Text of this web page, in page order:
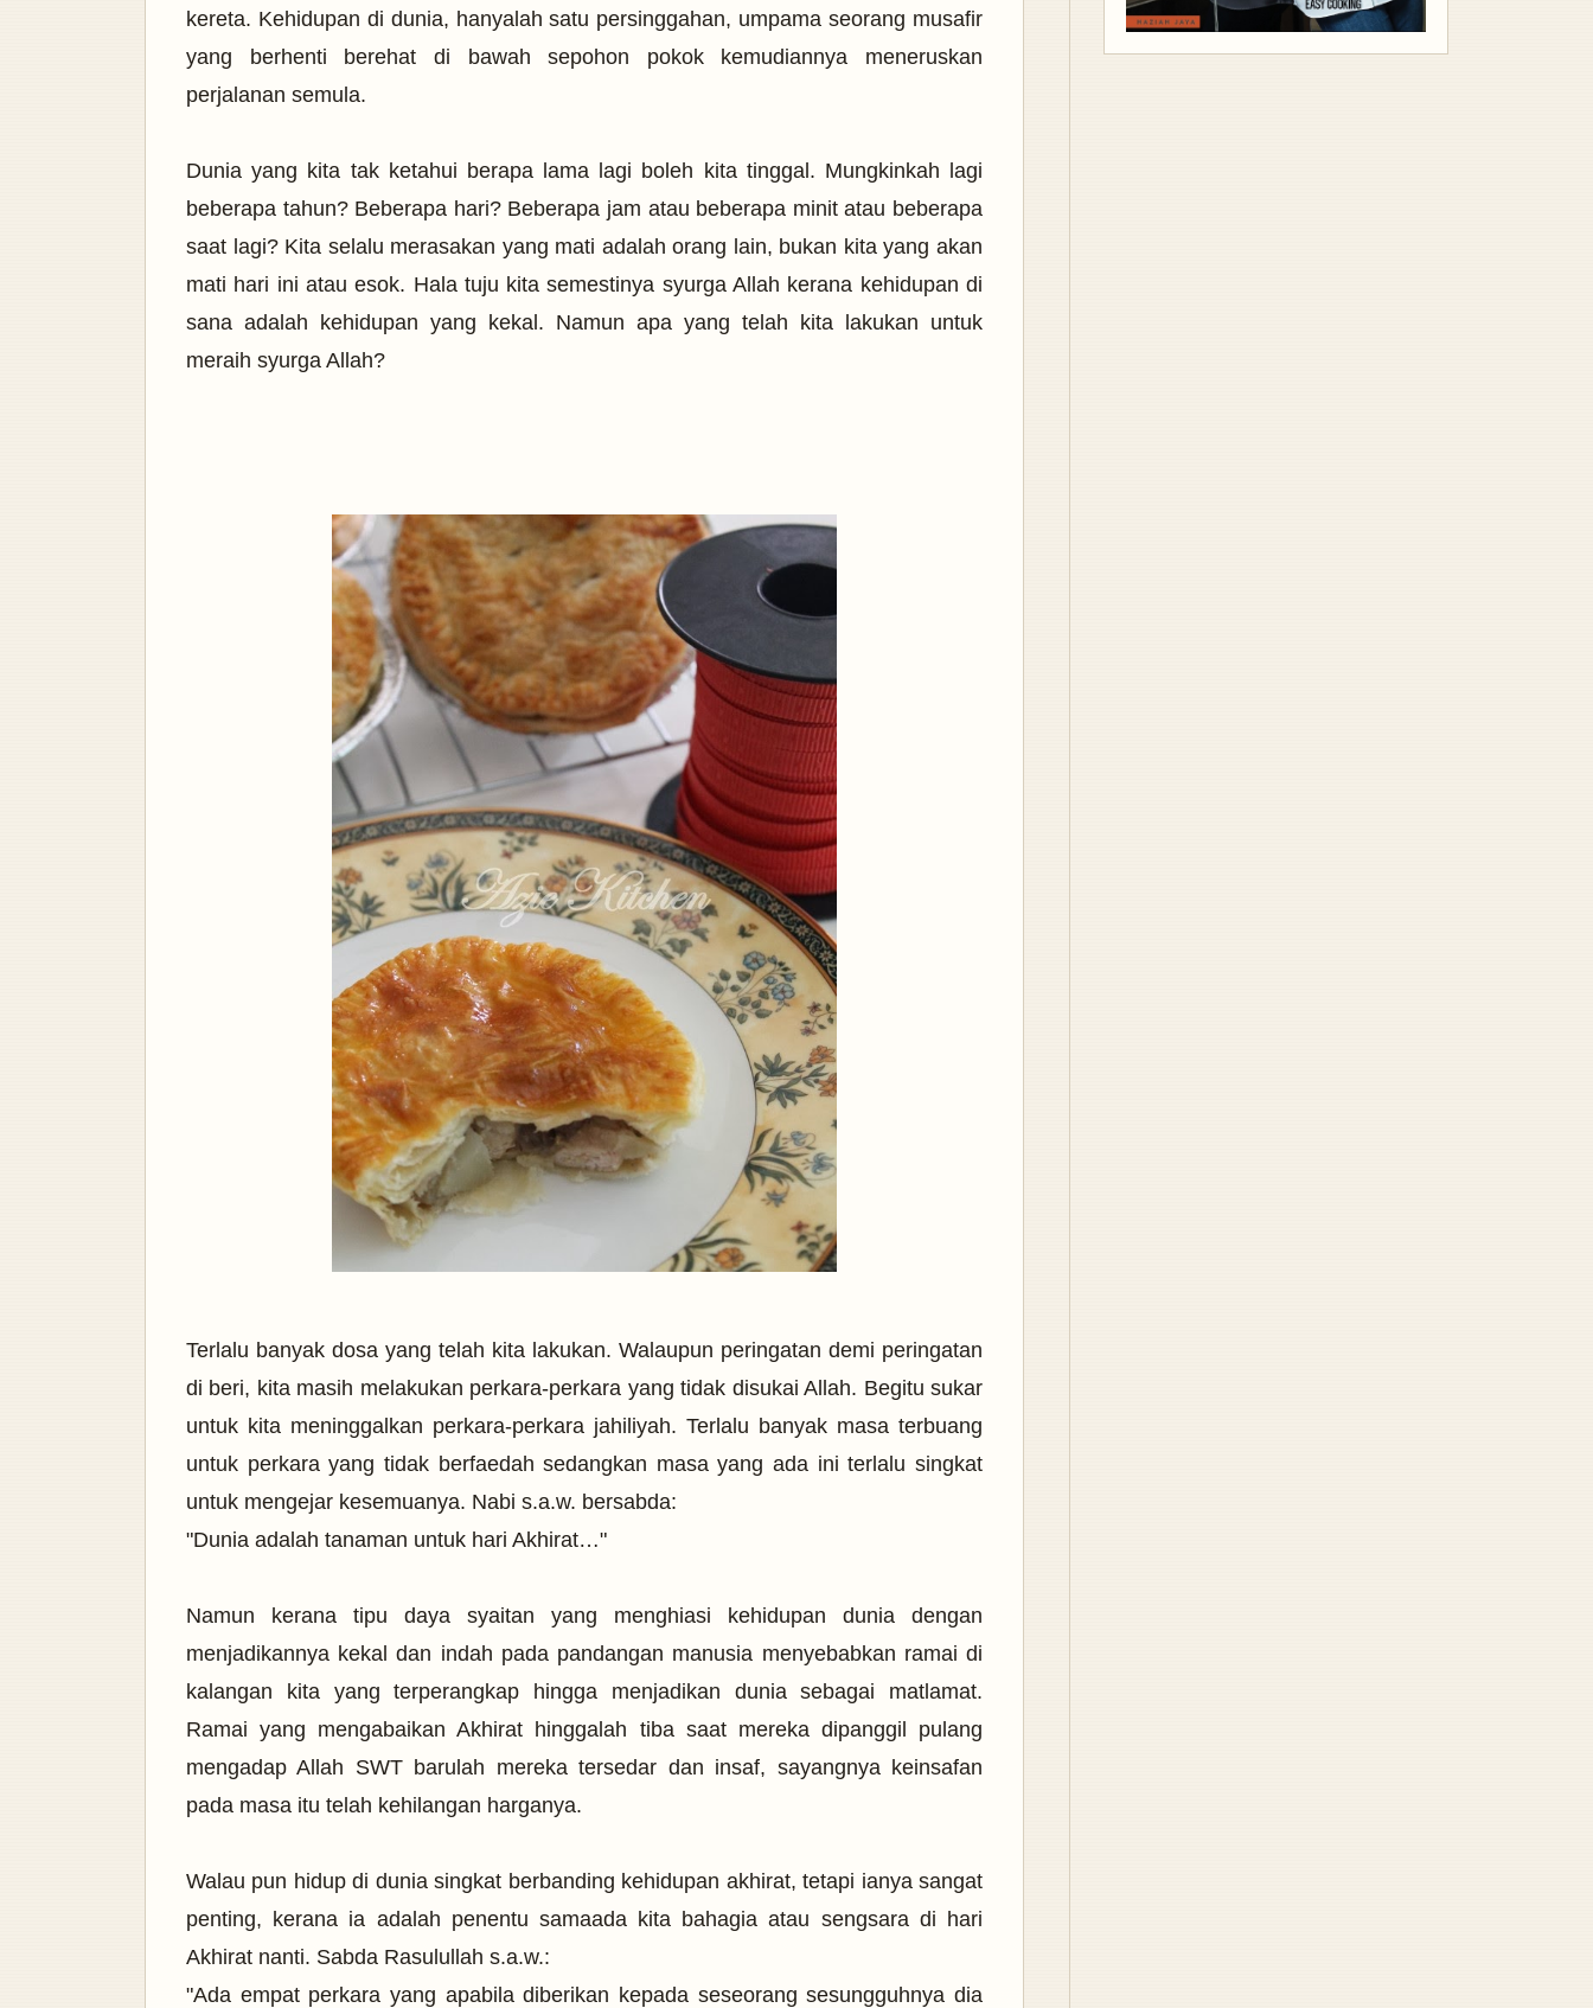
kereta. Kehidupan di dunia, hanyalah satu persinggahan, umpama seorang musafir
yang berhenti berehat di bawah sepohon pokok kemudiannya meneruskan
perjalanan semula.
Dunia yang kita tak ketahui berapa lama lagi boleh kita tinggal. Mungkinkah lagi
beberapa tahun? Beberapa hari? Beberapa jam atau beberapa minit atau beberapa
saat lagi? Kita selalu merasakan yang mati adalah orang lain, bukan kita yang akan
mati hari ini atau esok. Hala tuju kita semestinya syurga Allah kerana kehidupan di
sana adalah kehidupan yang kekal. Namun apa yang telah kita lakukan untuk
meraih syurga Allah?
Terlalu banyak dosa yang telah kita lakukan. Walaupun peringatan demi peringatan
di beri, kita masih melakukan perkara-perkara yang tidak disukai Allah. Begitu sukar
untuk kita meninggalkan perkara-perkara jahiliyah. Terlalu banyak masa terbuang
untuk perkara yang tidak berfaedah sedangkan masa yang ada ini terlalu singkat
untuk mengejar kesemuanya. Nabi s.a.w. bersabda:
"Dunia adalah tanaman untuk hari Akhirat…"
Namun kerana tipu daya syaitan yang menghiasi kehidupan dunia dengan
menjadikannya kekal dan indah pada pandangan manusia menyebabkan ramai di
kalangan kita yang terperangkap hingga menjadikan dunia sebagai matlamat.
Ramai yang mengabaikan Akhirat hinggalah tiba saat mereka dipanggil pulang
mengadap Allah SWT barulah mereka tersedar dan insaf, sayangnya keinsafan
pada masa itu telah kehilangan harganya.
Walau pun hidup di dunia singkat berbanding kehidupan akhirat, tetapi ianya sangat
penting, kerana ia adalah penentu samaada kita bahagia atau sengsara di hari
Akhirat nanti. Sabda Rasulullah s.a.w.:
"Ada empat perkara yang apabila diberikan kepada seseorang sesungguhnya dia